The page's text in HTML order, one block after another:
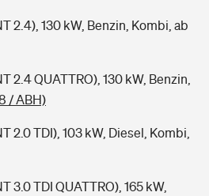
2.4), 130 kW, Benzin, Kombi, ab
2.4 QUATTRO), 130 kW, Benzin,
/ ABH)
2.0 TDI), 103 kW, Diesel, Kombi,
3.0 TDI QUATTRO), 165 kW,